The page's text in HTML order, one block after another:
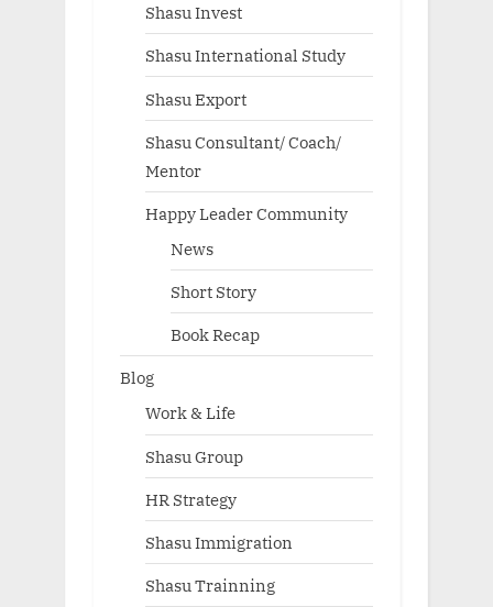
Shasu Invest
Shasu International Study
Shasu Export
Shasu Consultant/ Coach/
Mentor
Happy Leader Community
News
Short Story
Book Recap
Blog
Work & Life
Shasu Group
HR Strategy
Shasu Immigration
Shasu Trainning